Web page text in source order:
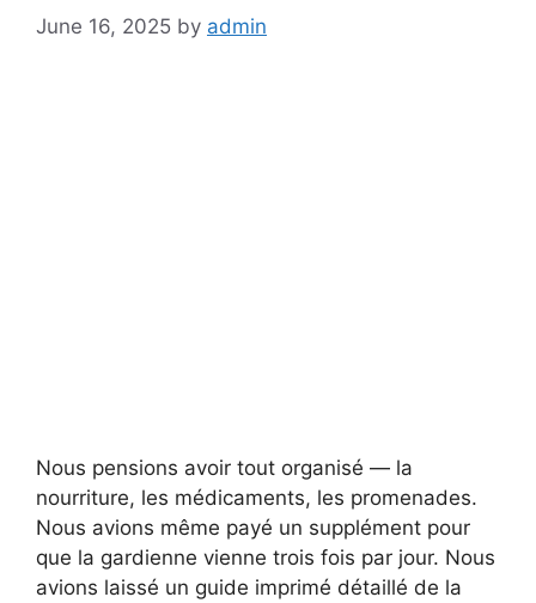
June 16, 2025 by admin
Nous pensions avoir tout organisé — la
nourriture, les médicaments, les promenades.
Nous avions même payé un supplément pour
que la gardienne vienne trois fois par jour. Nous
avions laissé un guide imprimé détaillé de la